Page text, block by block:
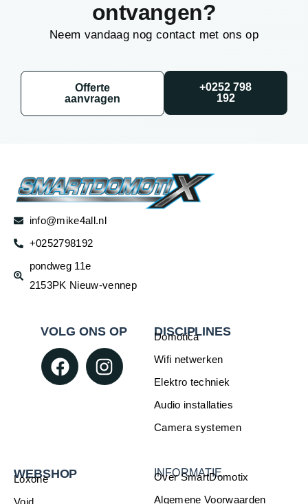
ontvangen?
Neem vandaag nog contact met ons op
Offerte
aanvragen
+0252 798
192
info@mike4all.nl
+0252798192
pondweg 11e
2153PK Nieuw-vennep
VOLG ONS OP DISCIPLINES
Domotica
Wifi netwerken
Elektro techniek
Audio installaties
Camera systemen
WEBSHOP
Loxone
INFORMATIE
Over SmartDomotix
Algemene Voorwaarden